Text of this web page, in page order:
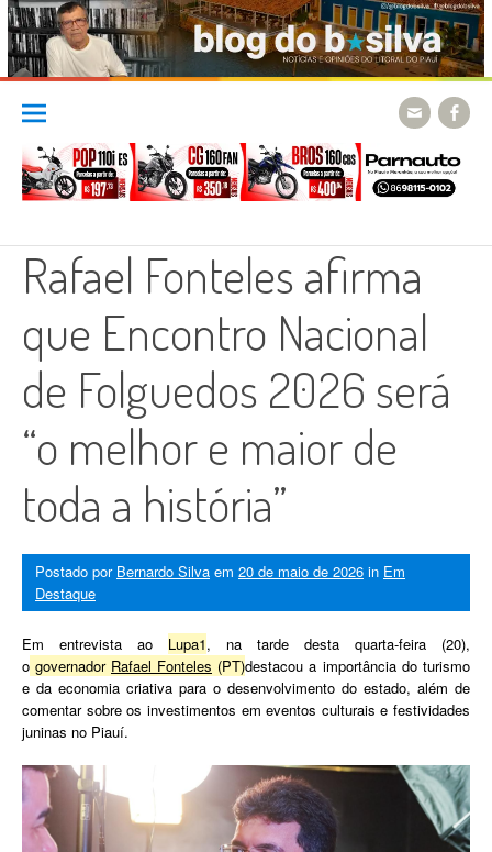
Skip
content
Rafael Fonteles afirma
que Encontro Nacional
de Folguedos 2026 será
“o melhor e maior de
toda a história”
Postado por Bernardo Silva em 20 de maio de 2026 in Em
Destaque
Em entrevista ao Lupa1, na tarde desta quarta-feira (20),
o governador Rafael Fonteles (PT)destacou a importância do turismo
e da economia criativa para o desenvolvimento do estado, além de
comentar sobre os investimentos em eventos culturais e festividades
juninas no Piauí.